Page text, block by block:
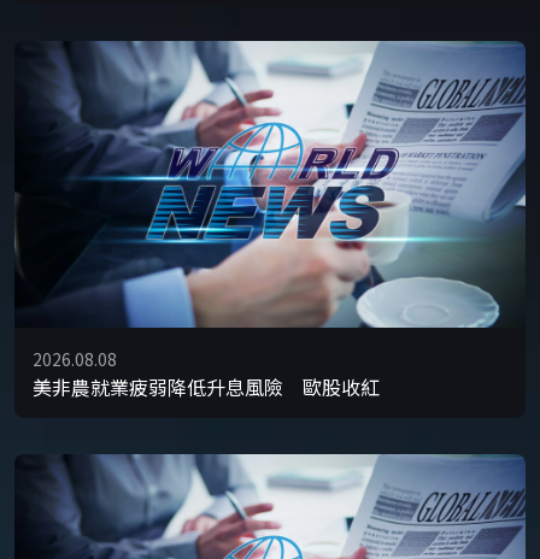
2026.08.08
美非農就業疲弱降低升息風險 歐股收紅